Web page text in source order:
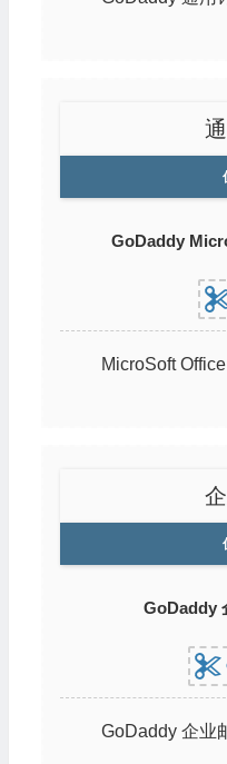
GoDaddy
MicroSoft
GoDaddy
GoDaddy 企业